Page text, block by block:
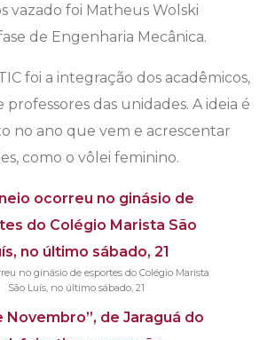
vazado foi Matheus Wolski
de Engenharia Mecânica.
foi a integração dos acadêmicos,
professores das unidades. A ideia é
no ano que vem e acrescentar
como o vôlei feminino.
no ginásio de esportes do Colégio Marista
São Luís, no último sábado, 21